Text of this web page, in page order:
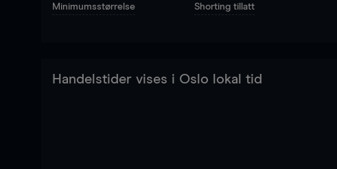
Minimumsstørrelse Shorting tillatt
Handelstider vises i Oslo lokal tid